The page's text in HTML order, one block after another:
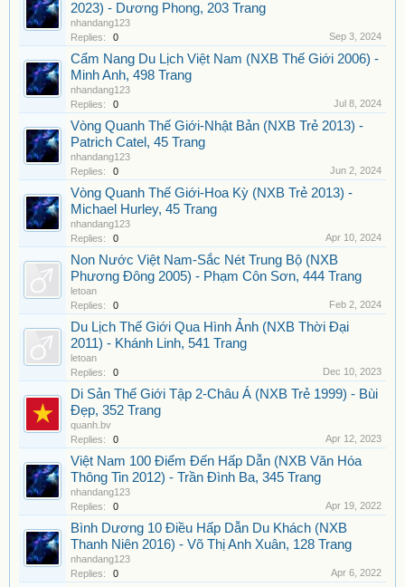
2023) - Dương Phong, 203 Trang
nhandang123
Replies:
0 Sep 3, 2024
Cẩm Nang Du Lịch Việt Nam (NXB Thế Giới 2006) -
Minh Anh, 498 Trang
nhandang123
Replies:
0 Jul 8, 2024
Vòng Quanh Thế Giới-Nhật Bản (NXB Trẻ 2013) -
Patrich Catel, 45 Trang
nhandang123
Replies:
0 Jun 2, 2024
Vòng Quanh Thế Giới-Hoa Kỳ (NXB Trẻ 2013) -
Michael Hurley, 45 Trang
nhandang123
Replies:
0 Apr 10, 2024
Non Nước Việt Nam-Sắc Nét Trung Bộ (NXB
Phương Đông 2005) - Phạm Côn Sơn, 444 Trang
letoan
Replies:
0 Feb 2, 2024
Du Lịch Thế Giới Qua Hình Ảnh (NXB Thời Đại
2011) - Khánh Linh, 541 Trang
letoan
Replies:
0 Dec 10, 2023
Di Sản Thế Giới Tập 2-Châu Á (NXB Trẻ 1999) - Bùi
Đẹp, 352 Trang
quanh.bv
Replies:
0 Apr 12, 2023
Việt Nam 100 Điểm Đến Hấp Dẫn (NXB Văn Hóa
Thông Tin 2012) - Trần Đình Ba, 345 Trang
nhandang123
Replies:
0 Apr 19, 2022
Bình Dương 10 Điều Hấp Dẫn Du Khách (NXB
Thanh Niên 2016) - Võ Thị Anh Xuân, 128 Trang
nhandang123
Replies:
0 Apr 6, 2022